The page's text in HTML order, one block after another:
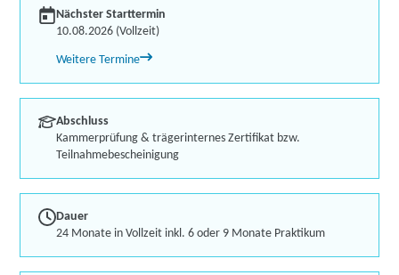
Nächster Starttermin
10.08.2026 (Vollzeit)
Weitere Termine
Abschluss
Kammerprüfung & trägerinternes Zertifikat bzw.
Teilnahmebescheinigung
Dauer
24 Monate in Vollzeit inkl. 6 oder 9 Monate Praktikum